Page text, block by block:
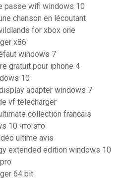
passe wifi windows 10
chanson en lécoutant
for xbox one
x86
windows 7
gratuit pour iphone 4
10
adapter windows 7
vf telecharger
collection francais
10 что это
ultime avis
extended edition windows 10
64 bit